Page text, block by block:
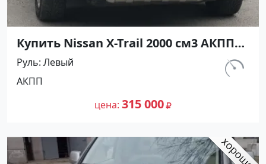
Купить Nissan X-Trail 2000 см3 АКПП
(140 л.с.) Бензин инжектор в
Армавир : цвет Бежевый
Внедорожник 2005 года по цене
315000 рублей, объявление №24600
на сайте Авторынок23
км.
Руль Левый
АКПП
цена 315 000